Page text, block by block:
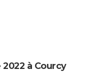
à Courcy